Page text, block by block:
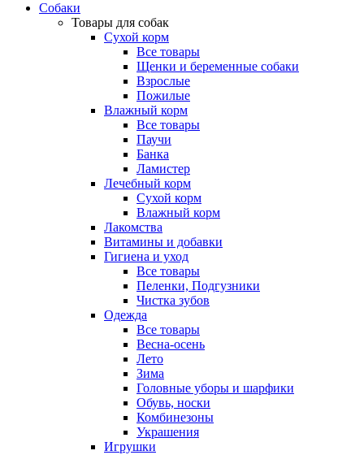
Собаки
Товары для собак
Сухой корм
Все товары
Щенки и беременные собаки
Взрослые
Пожилые
Влажный корм
Все товары
Паучи
Банка
Ламистер
Лечебный корм
Сухой корм
Влажный корм
Лакомства
Витамины и добавки
Гигиена и уход
Все товары
Пеленки, Подгузники
Чистка зубов
Одежда
Все товары
Весна-осень
Лето
Зима
Головные уборы и шарфики
Обувь, носки
Комбинезоны
Украшения
Игрушки